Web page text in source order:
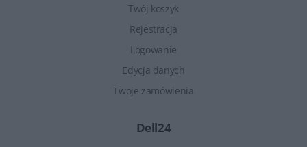
Twój koszyk
Rejestracja
Logowanie
Edycja danych
Twoje zamówienia
Dell24